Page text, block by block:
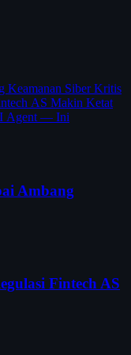
Keamanan Siber Kritis
AS Makin Ketat
Agent — Ini
Ambang
Fintech AS